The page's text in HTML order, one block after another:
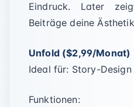
Eindruck. Later
Beiträge deine
Unfold ($2,99/Monat)
Ideal für: Story-
Funktionen: